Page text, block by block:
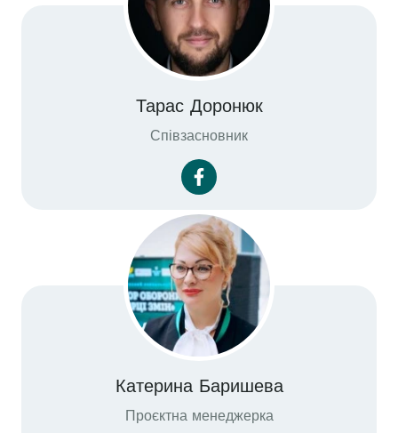
Тарас Доронюк
Співзасновник
Катерина Баришева
Проєктна менеджерка